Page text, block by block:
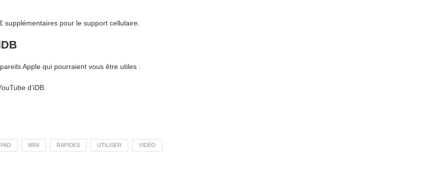
pour le support cellulaire.
Apple qui pourraient vous être utiles :
d’iDB.
IPAD MINI RAPIDES UTILISER VIDÉO